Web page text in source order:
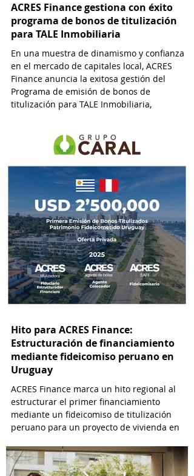
ACRES Finance gestiona con éxito
programa de bonos de titulización
para TALE Inmobiliaria
En una muestra de dinamismo y confianza
en el mercado de capitales local, ACRES
Finance anuncia la exitosa gestión del
Programa de emisión de bonos de
titulización para TALE Inmobiliaria,
Hito para ACRES Finance:
Estructuración de financiamiento
mediante fideicomiso peruano en
Uruguay
ACRES Finance marca un hito regional al
estructurar el primer financiamiento
mediante un fideicomiso de titulización
peruano para un proyecto de vivienda en